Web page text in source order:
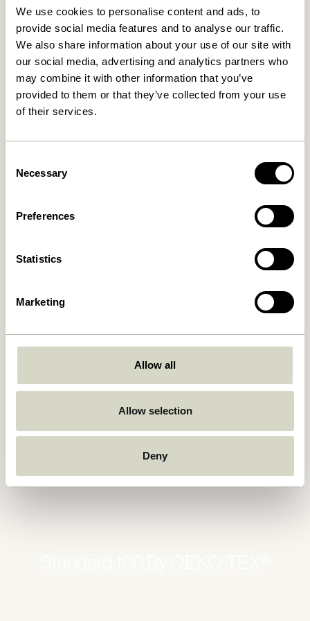
We use cookies to personalise content and ads, to
provide social media features and to analyse our traffic.
We also share information about your use of our site with
our social media, advertising and analytics partners who
may combine it with other information that you’ve
provided to them or that they’ve collected from your use
of their services.
Selection
Necessary
Preferences
Statistics
Marketing
Allow all
Allow selection
Deny
Soil Association durchgeführt, die vom FSC
akkreditiert sind. Um die FSC-Zertifizierung zu
erhalten, muss ein Wald auf umweltgerechte, sozial
verantwortungsbewusste und wirtschaftlich
tragfähige Weise bewirtschaftet werden. Dies macht
das FSC-System einzigartig und stellt sicher, dass ein
Wald gut verwaltet wird – vom Schutz der Rechte der
strengen Standards erfüllen, erhalten die FSC-
Zertifizierung und das Holz darf das FSC-Label tragen
https://fsc.org/enmehr